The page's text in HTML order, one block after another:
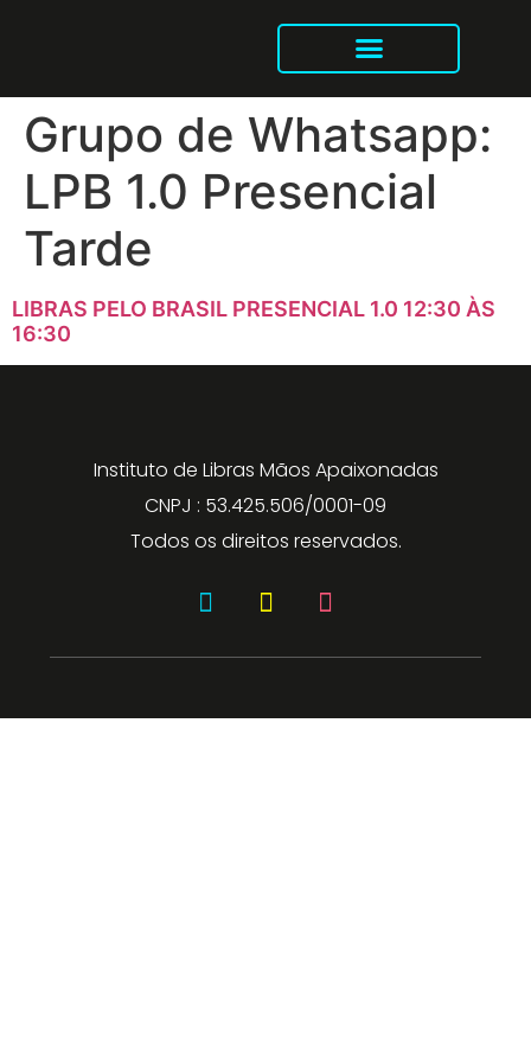
Grupo de Whatsapp:
LPB 1.0 Presencial
Tarde
LIBRAS PELO BRASIL PRESENCIAL 1.0 12:30 ÀS
16:30
Instituto de Libras Mãos Apaixonadas
CNPJ : 53.425.506/0001-09
Todos os direitos reservados.